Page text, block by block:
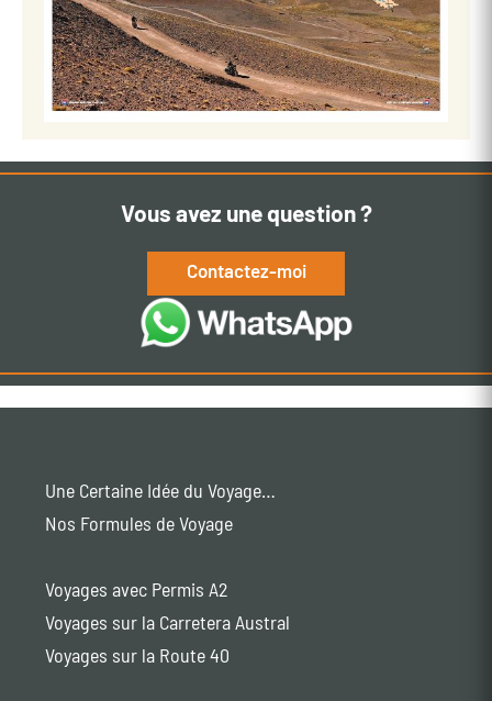
Vous avez une question ?
Contactez-moi
Une Certaine Idée du Voyage…
Nos Formules de Voyage
Voyages avec Permis A2
Voyages sur la Carretera Austral
Voyages sur la Route 40